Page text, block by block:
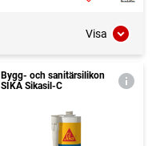
Visa
Bygg- och sanitärsilikon
SIKA Sikasil-C